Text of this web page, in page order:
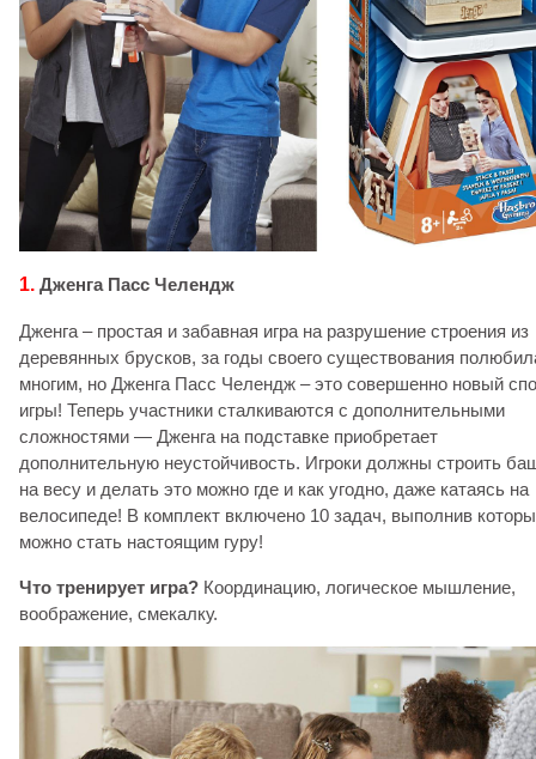
1. Дженга Пасс Челендж
Дженга – простая и забавная игра на разрушение строения из
деревянных брусков, за годы своего существования
многим, но Дженга Пасс Челендж – это совершенно новый
игры! Теперь участники сталкиваются с дополнительными
сложностями — Дженга на подставке приобретает
дополнительную неустойчивость. Игроки должны строить
на весу и делать это можно где и как угодно, даже катаясь на
велосипеде! В комплект включено 10 задач, выполнив
можно стать настоящим гуру!
Что тренирует игра? Координацию, логическое мышление,
воображение, смекалку.